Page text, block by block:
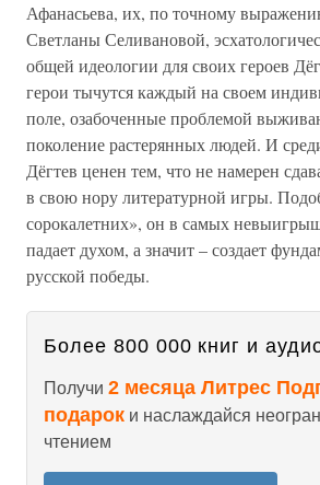
Афанасьева, их, по точному
Светланы Селивановой,
общей идеологии для своих героев
герои тычутся каждый на своем
поле, озабоченные проблемой
поколение растерянных людей. И
Дёгтев ценен тем, что не намерен
в свою нору литературной игры.
сорокалетних», он в самых
падает духом, а значит – создает
русской победы.
Более 800 000 книг и
Получи 2 месяца Литрес
подарок и наслаждайся
чтением